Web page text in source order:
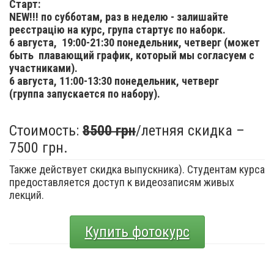
Старт:
NEW!!! по субботам, раз в неделю - залишайте
реєстрацію на курс, група стартує по наборк.
6 августа, 19:00-21:30 понедельник, четверг (может
быть плавающий график, который мы согласуем с
участниками).
6 августа, 11:00-13:30 понедельник, четверг
(группа запускается по набору).
Стоимость: 8500 грн/летняя скидка –
7500 грн.
Также действует скидка выпускника). Студентам курса
предоставляется доступ к видеозаписям живых
лекций.
Купить фотокурс